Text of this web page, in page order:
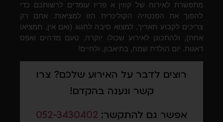
מתפשרת לאירוח של קוזין א פריז עומדים לרשותכם כדי
להפוך את הפנטזיה הקולינרית הזו למציאות. אתם רק
צריכים לקבוע תאריך, למצוא סיבה לחגוג (ואם אין, תמציאו
אחת), ולהתכונן לאירוע שכולו יוקרה, טעם מדהים ואפס
דאגות. יום הולדת שמח, בתיאבון, ולחיים!
רוצים לדבר על האירוע שלכם? צרו
קשר ונענה בהקדם!
אפשר גם להתקשר: 052-3430402